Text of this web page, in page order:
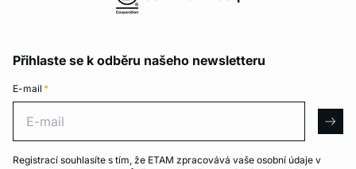
Přihlaste se k odběru našeho newsletteru
E-mail *
Registrací souhlasíte s tím, že ETAM zpracovává vaše osobní údaje v